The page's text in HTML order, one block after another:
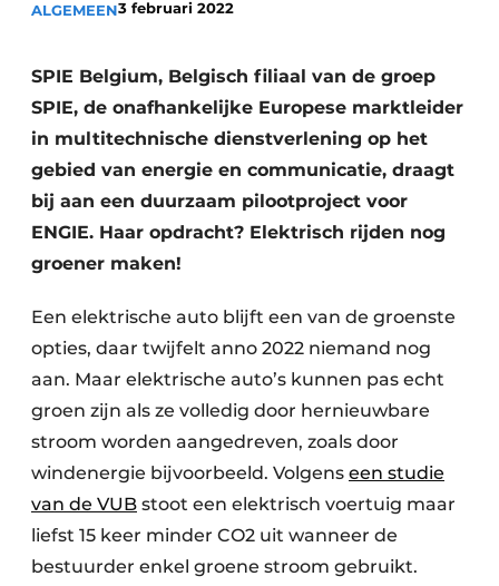
ALGEMEEN3 februari 2022
SPIE Belgium, Belgisch filiaal van de groep
SPIE, de onafhankelijke Europese marktleider
in multitechnische dienstverlening op het
gebied van energie en communicatie, draagt
bij aan een duurzaam pilootproject voor
ENGIE. Haar opdracht? Elektrisch rijden nog
groener maken!
Een elektrische auto blijft een van de groenste
opties, daar twijfelt anno 2022 niemand nog
aan. Maar elektrische auto’s kunnen pas echt
groen zijn als ze volledig door hernieuwbare
stroom worden aangedreven, zoals door
windenergie bijvoorbeeld. Volgens een studie
van de VUB stoot een elektrisch voertuig maar
liefst 15 keer minder CO2 uit wanneer de
bestuurder enkel groene stroom gebruikt.